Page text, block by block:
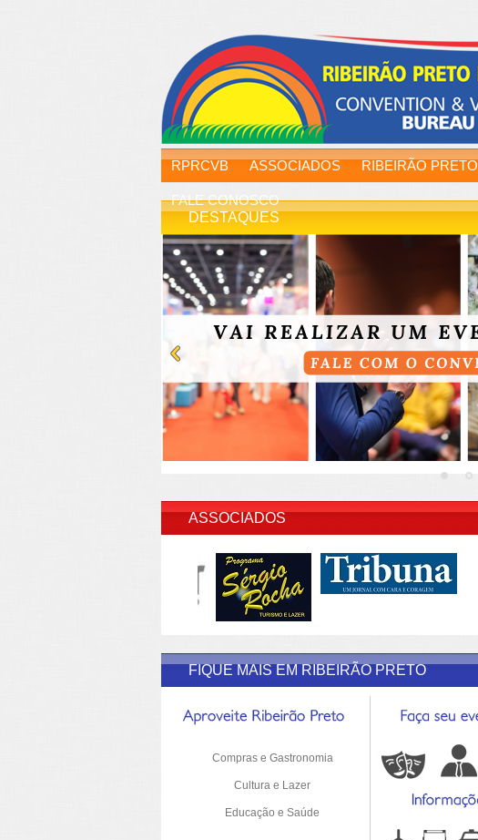
RPRCVB ASSOCIADOS RIBEIRÃO PRETO
FALE CONOSCO
DESTAQUES
ASSOCIADOS
FIQUE MAIS EM RIBEIRÃO PRETO
Compras e Gastronomia
Cultura e Lazer
Educação e Saúde